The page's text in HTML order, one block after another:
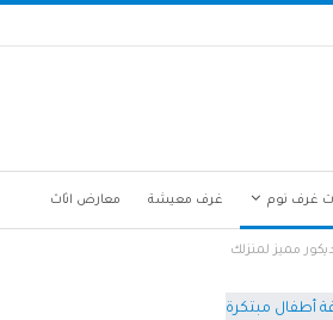
غرف نوم غرف معيشة معارض اثاث
مميز لمنزلك